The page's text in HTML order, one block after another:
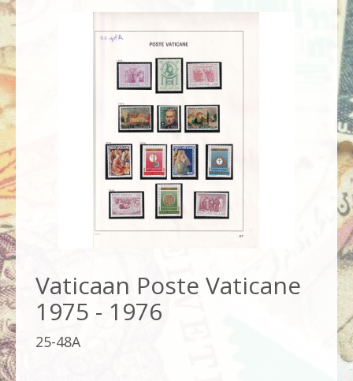
Vaticaan Poste Vaticane
1975 - 1976
25-48A